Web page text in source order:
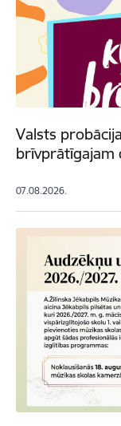
Valsts
brīvprātīgajam
07.08.2026.